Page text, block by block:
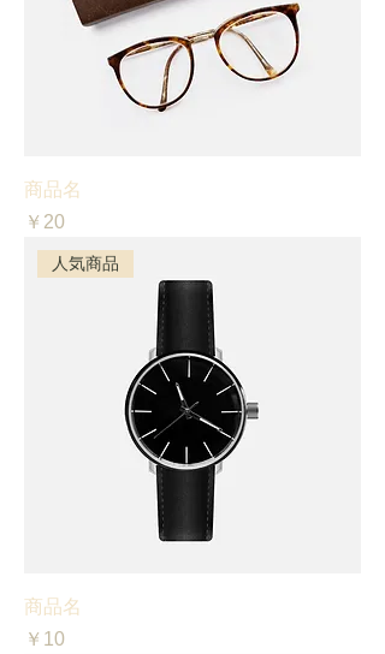
商品名
価格
￥20
人気商品
商品名
価格
￥10